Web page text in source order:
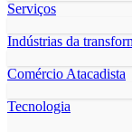
Serviços
Indústrias da
Comércio Atacadista
Tecnologia